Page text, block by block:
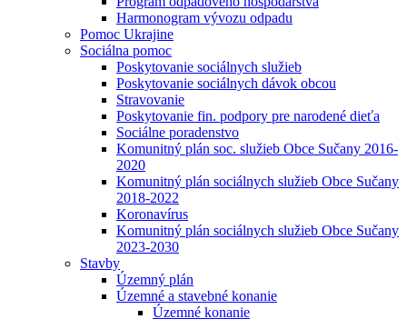
Harmonogram vývozu odpadu
Pomoc Ukrajine
Sociálna pomoc
Poskytovanie sociálnych služieb
Poskytovanie sociálnych dávok obcou
Stravovanie
Poskytovanie fin. podpory pre narodené dieťa
Sociálne poradenstvo
Komunitný plán soc. služieb Obce Sučany 2016-
2020
Komunitný plán sociálnych služieb Obce Sučany
2018-2022
Koronavírus
Komunitný plán sociálnych služieb Obce Sučany
2023-2030
Stavby
Územný plán
Územné a stavebné konanie
Územné konanie